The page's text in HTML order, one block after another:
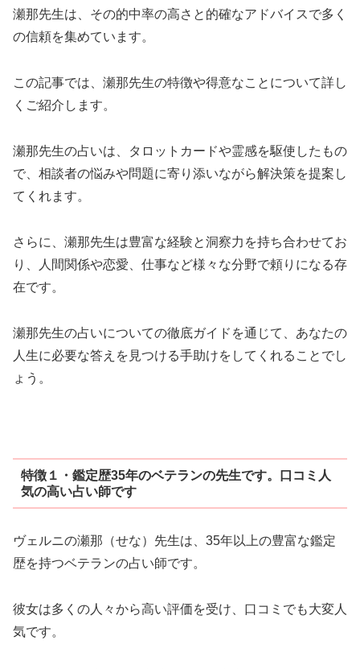
瀬那先生は、その的中率の高さと的確なアドバイスで多く
の信頼を集めています。
この記事では、瀬那先生の特徴や得意なことについて詳し
くご紹介します。
瀬那先生の占いは、タロットカードや霊感を駆使したもの
で、相談者の悩みや問題に寄り添いながら解決策を提案し
てくれます。
さらに、瀬那先生は豊富な経験と洞察力を持ち合わせてお
り、人間関係や恋愛、仕事など様々な分野で頼りになる存
在です。
瀬那先生の占いについての徹底ガイドを通じて、あなたの
人生に必要な答えを見つける手助けをしてくれることでし
ょう。
特徴１・鑑定歴35年のベテランの先生です。口コミ人
気の高い占い師です
ヴェルニの瀬那（せな）先生は、35年以上の豊富な鑑定
歴を持つベテランの占い師です。
彼女は多くの人々から高い評価を受け、口コミでも大変人
気です。